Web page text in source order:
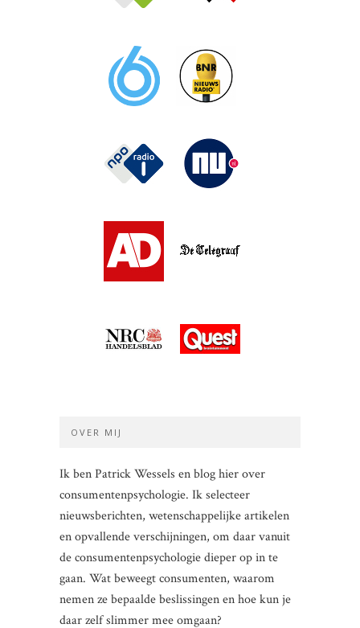
OVER MIJ
Ik ben Patrick Wessels en blog hier over
consumentenpsychologie. Ik selecteer
nieuwsberichten, wetenschappelijke artikelen
en opvallende verschijningen, om daar vanuit
de consumentenpsychologie dieper op in te
gaan. Wat beweegt consumenten, waarom
nemen ze bepaalde beslissingen en hoe kun je
daar zelf slimmer mee omgaan?